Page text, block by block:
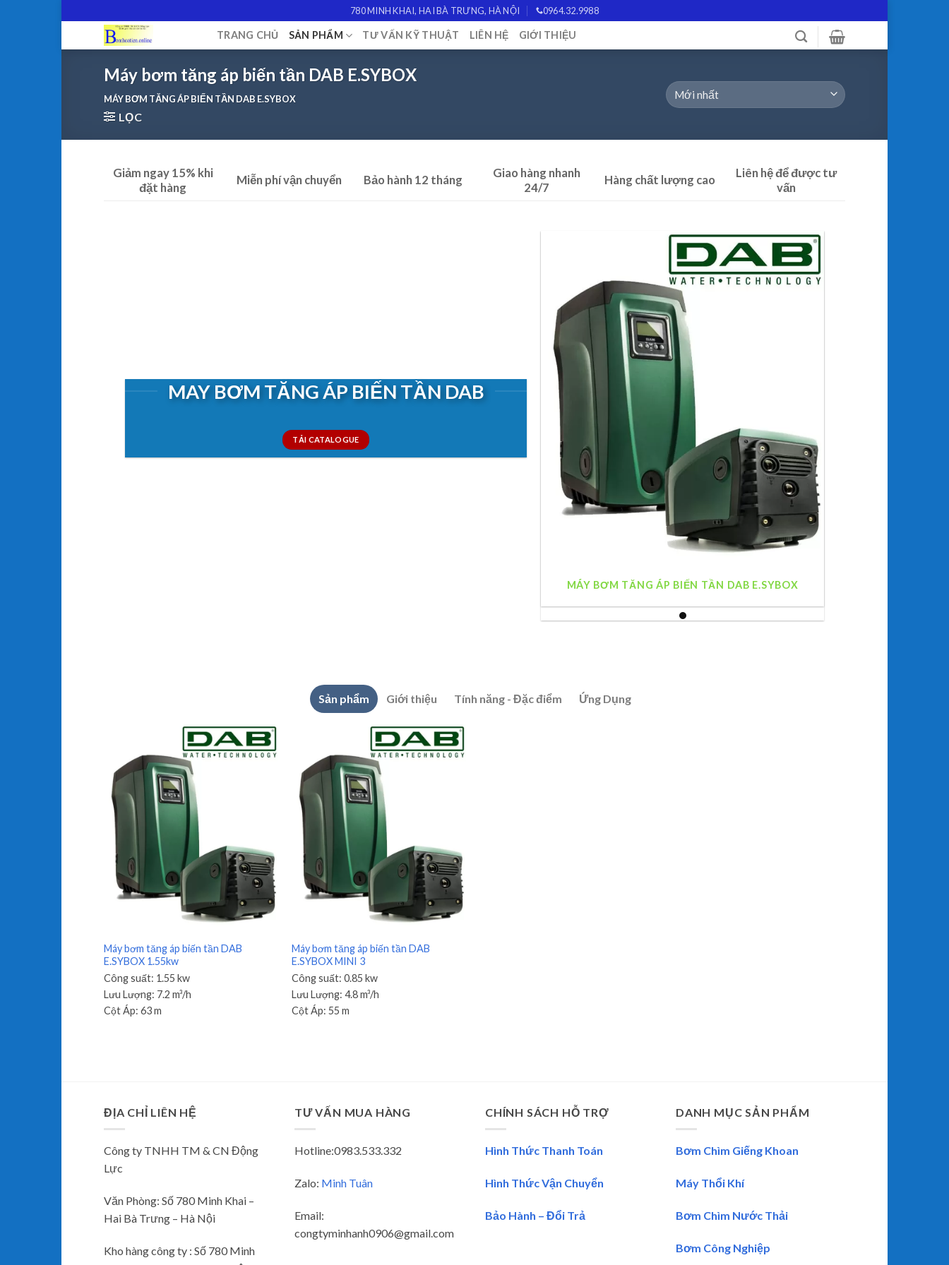
780 MINH KHAI, HAI BÀ TRƯNG, HÀ NỘI 0964.32.9988
TRANG CHỦ SẢN PHẨM TƯ VẤN KỸ THUẬT LIÊN HỆ GIỚI THIỆU
Máy bơm tăng áp biến tần DAB E.SYBOX
MÁY BƠM TĂNG ÁP BIẾN TẦN DAB E.SYBOX
LỌC
Giảm ngay 15% khi
đặt hàng
Miễn phí vận chuyển Bảo hành 12 tháng
Giao hàng nhanh
24/7
Hàng chất lượng cao
Liên hệ để được tư
vấn
MAY BƠM TĂNG ÁP BIẾN TẦN DAB
TẢI CATALOGUE
MÁY BƠM TĂNG ÁP BIẾN TẦN DAB E.SYBOX
Sản phẩm Giới thiệu Tính năng - Đặc điểm Ứng Dụng
Máy bơm tăng áp biến tần DAB
E.SYBOX 1.55kw
Công suất: 1.55 kw
Lưu Lượng: 7.2 m³/h
Cột Áp: 63 m
Máy bơm tăng áp biến tần DAB
E.SYBOX MINI 3
Công suất:0.85 kw
Lưu Lượng:4.8 m³/h
Cột Áp:55 m
ĐỊA CHỈ LIÊN HỆ
Công ty TNHH TM & CN Động
Lực
Văn Phòng: Số 780 Minh Khai –
Hai Bà Trưng – Hà Nội
Kho hàng công ty : Số 780 Minh
TƯ VẤN MUA HÀNG
Hotline:0983.533.332
Zalo: Minh Tuân
Email:
congtyminhanh0906@gmail.com
CHÍNH SÁCH HỖ TRỢ
Hình Thức Thanh Toán
Hình Thức Vận Chuyển
Bảo Hành – Đổi Trả
DANH MỤC SẢN PHẨM
Bơm Chìm Giếng Khoan
Máy Thổi Khí
Bơm Chìm Nước Thải
Bơm Công Nghiệp